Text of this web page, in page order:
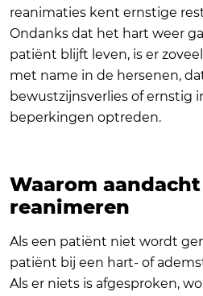
reanimaties kent ernstige
Ondanks dat het hart weer
patiënt blijft leven, is er
met name in de hersenen,
bewustzijnsverlies of ernstig
beperkingen optreden.
Waarom
reanimeren
Als een patiënt niet wordt
patiënt bij een hart- of
Als er niets is afgesproken,